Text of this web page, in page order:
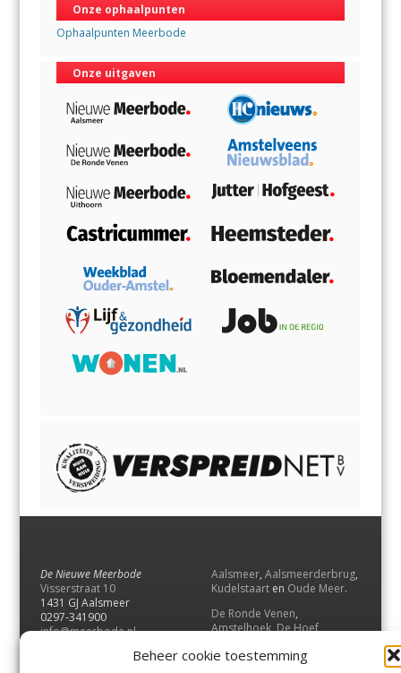
Beheer cookie toestemming
Onze ophaalpunten
Ophaalpunten Meerbode
Onze uitgaven
De Nieuwe Meerbode
Visserstraat 10
1431 GJ Aalsmeer
0297-341900
info@meerbode.nl
Aalsmeer, Aalsmeerderbrug,
Kudelstaart en Oude Meer.
De Ronde Venen,
Amstelhoek,De Hoef,
Vrouwenakker,Waverveen